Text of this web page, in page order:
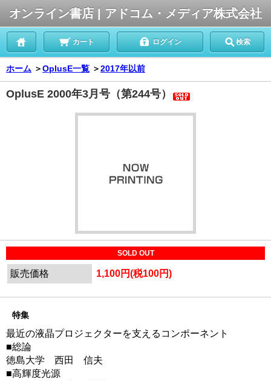
オンライン書店 | アドコム・メディア株式会社
カート ログイン 検索
ホーム ＞OplusE一覧 ＞2017年以前
OplusE 2000年3月号（第244号）
SOLD OUT
販売価格 1,100円(税100円)
特集
最近の液晶プロジェクターを支えるコンポーネント
■総論
徳島大学 西田 信夫
■高輝度光源